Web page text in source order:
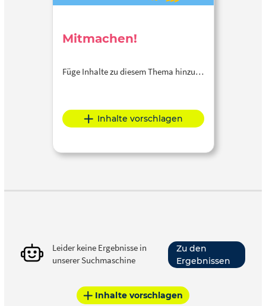
Mitmachen!
Füge Inhalte zu diesem Thema hinzu…
Inhalte vorschlagen
Leider keine Ergebnisse in
unserer Suchmaschine
Zu den
Ergebnissen
Inhalte vorschlagen